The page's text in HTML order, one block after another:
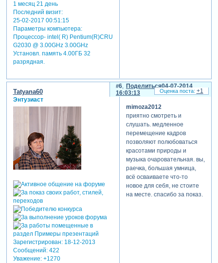
1 месяц 21 день
Последний визит:
25-02-2017 00:51:15
Параметры компьютера:
Процессор- intel( R) Pentium(R)CRU
G2030 @ 3.00GHz 3.00GHz
Установл. память 4.00ГБ 32
разрядная.
Поделиться
6
04-07-2014
16:03:13
Tatyana60
Энтузиаст
Зарегистрирован: 18-12-2013
Сообщений:422
Уважение: +1270
mimoza2012
приятно смотреть и
слушать. медленное
перемещение кадров
позволяют полюбоваться
красотами природы и
музыка очаровательная. вы,
раечка, большая умница,
всё осваиваете что-то
новое для себя, не стоите
на месте. спасибо за показ.
+1